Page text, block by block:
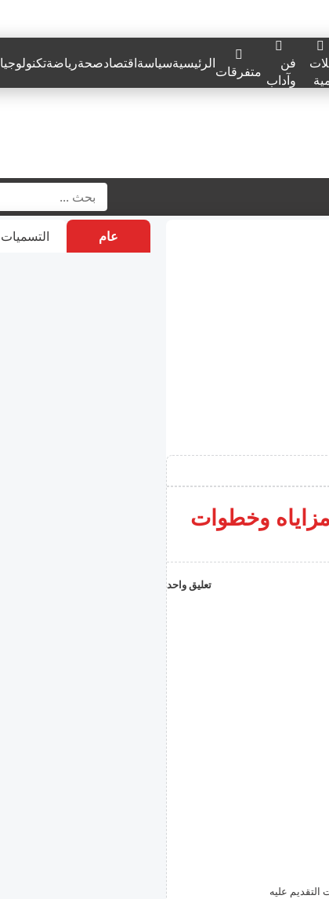
فن
وآداب متفرقاتالرئيسيةسياسةاقتصادصحةرياضةتكنولوجيا
وخطوات
تعليق واحد
عليه
عام التسميات